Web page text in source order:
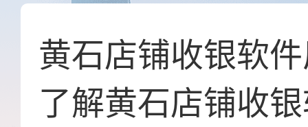
黄石店铺收银软
了解黄石店铺收